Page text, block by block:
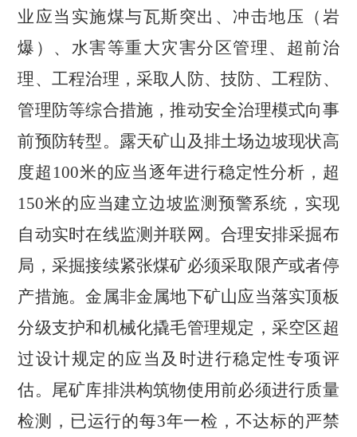
业应当实施煤与瓦斯突出、冲击地压（岩
爆）、水害等重大灾害分区管理、超前治
理、工程治理，采取人防、技防、工程防、
管理防等综合措施，推动安全治理模式向事
前预防转型。露天矿山及排土场边坡现状高
度超 100米的应当逐年进行稳定性分析，超
150米的应当建立边坡监测预警系统，实现
自动实时在线监测并联网。合理安排采掘布
局，采掘接续紧张煤矿必须采取限产或者停
产措施。金属非金属地下矿山应当落实顶板
分级支护和机械化撬毛管理规定，采空区超
过设计规定的应当及时进行稳定性专项评
估。尾矿库排洪构筑物使用前必须进行质量
检测，已运行的每3年一检，不达标的严禁